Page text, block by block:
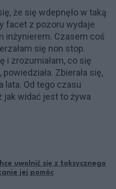
że się wdepnęło w taką
facet z pozoru wydaje
inżynierem. Czasem coś
się non stop.
i zrozumiałam, co się
Zbierała się,
lata. Od tego czasu
jak widać jest to żywa
uwolnić się z toksycznego
jej pomóc